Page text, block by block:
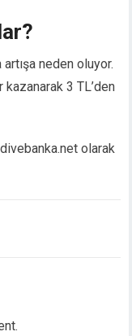
neden oluyor.
3 TL’den
olarak